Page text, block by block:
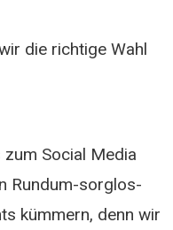
die richtige Wahl
Social Media
Rundum-sorglos-
kümmern, denn wir